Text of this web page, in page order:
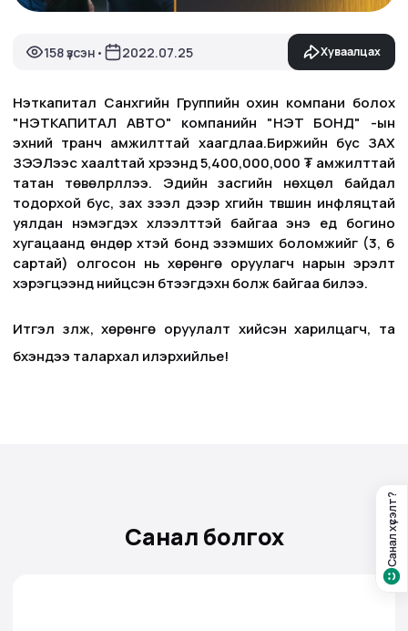
Санал хүсэлт?
158 үзсэн • 2022.07.25 Хуваалцах
Нэткапитал Санхүүгийн Группийн охин компани болох
"НЭТКАПИТАЛ АВТО" компанийн "НЭТ БОНД" -ын
эхний транч амжилттай хаагдлаа.Биржийн бус ЗАХ
ЗЭЭЛээс хаалtтай хүрээнд 5,400,000,000 ₮ амжилттай
татан төвөлрүүллээ. Эдийн засгийн нөхцөл байдал
тодорхой бус, зах зээл дээр хүүгийн түвшин инфляцтай
уялдан нэмэгдэх хүлээлттэй байгаа энэ үед богино
хугацаанд өндөр хүүтэй бонд эзэмших боломжийг (3, 6
сартай) олгосон нь хөрөнгө оруулагч нарын эрэлт
хэрэгцээнд нийцсэн бүтээгдэхүүн болж байгаа билээ.
Итгэл үзүүлж, хөрөнгө оруулалт хийсэн харилцагч, та
бүхэндээ талархал илэрхийлье!
Санал болгох